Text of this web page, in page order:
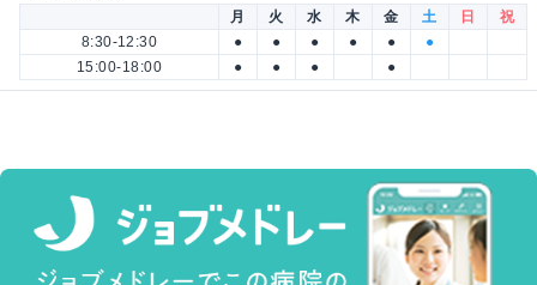
月 火 水 木 金 土 日
祝
8:30-12:30
● ● ● ● ●
●
15:00-18:00
● ● ● ●